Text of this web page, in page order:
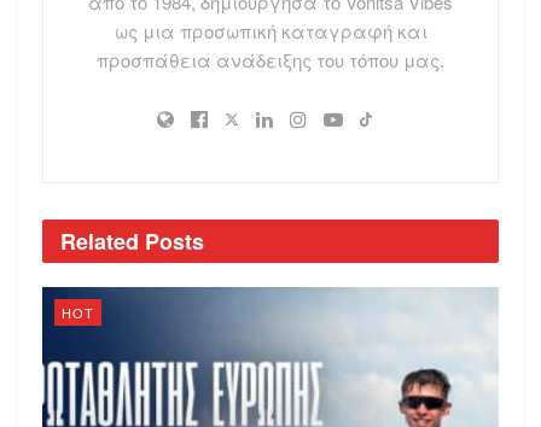
ως μια προσωπική καταγραφή και
προσπάθεια ανάδειξης του τόπου μας.
Related Posts
HOT